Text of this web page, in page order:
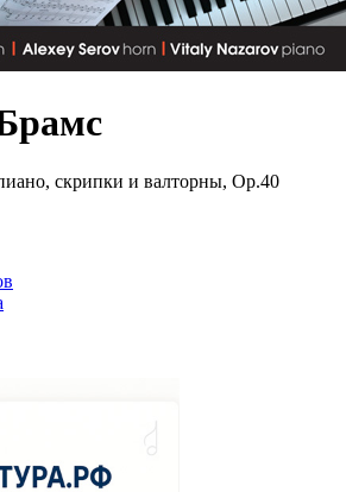
скрипки и валторны, Op.40